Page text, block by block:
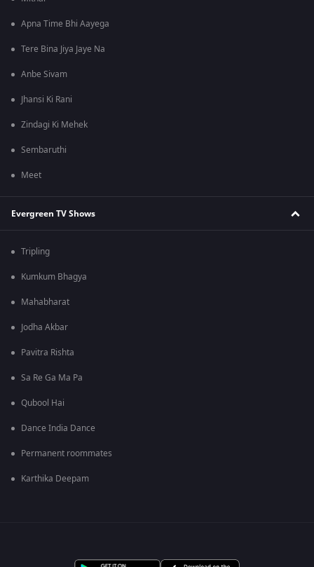
Apna Time Bhi Aayega
Tere Bina Jiya Jaye Na
Anbe Sivam
Jhansi Ki Rani
Zindagi Ki Mehek
Sembaruthi
Meet
Evergreen TV Shows
Tripling
Kumkum Bhagya
Mahabharat
Jodha Akbar
Pavitra Rishta
Sa Re Ga Ma Pa
Qubool Hai
Dance India Dance
Permanent roommates
Karthika Deepam